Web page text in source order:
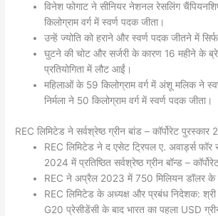
विनेश फोगाट ने सीनियर नेशनल रेसलिंग
किलोग्राम वर्ग में स्वर्ण पदक जीता।
उन्हें ज्योति को हराने और स्वर्ण पदक जीतने में
घुटने की चोट और सर्जरी के कारण 16 महीने के
प्रतियोगिता में लौट आईं।
महिलाओं के 59 किलोग्राम वर्ग में अंशू मलिक ने
निर्मला ने 50 किलोग्राम वर्ग में स्वर्ण पदक जीता।
REC लिमिटेड ने सर्वश्रेष्ठ ग्रीन बांड – कॉर्पोरेट पुरस्कार
REC लिमिटेड ने द एसेट ट्रिपल ए. अवार्ड्स
2024 में प्रतिष्ठित सर्वश्रेष्ठ ग्रीन बॉन्ड –
REC ने अप्रैल 2023 में 750 मिलियन डॉलर के
REC लिमिटेड के अध्यक्ष और प्रबंध निदेशक: श्री
G20 प्रेसीडेंसी के बाद भारत का पहला USD